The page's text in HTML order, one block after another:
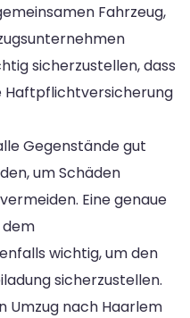
Fahrzeug,
sicherzustellen, dass
Haftpflichtversicherung
Gegenstände gut
um Schäden
Eine genaue
dem
wichtig, um den
sicherzustellen.
Umzug nach Haarlem